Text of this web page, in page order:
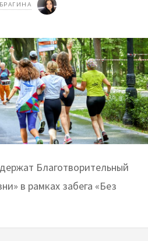
Благотворительный
в рамках забега «Без